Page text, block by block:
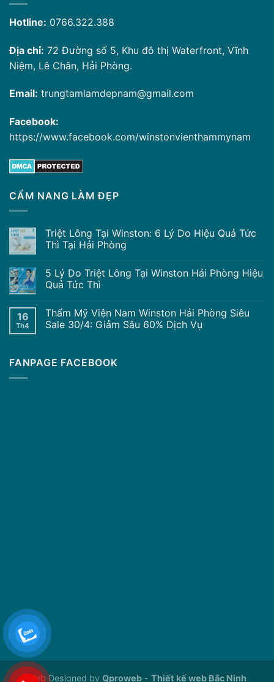
Hotline: 0766.322.388
Địa chỉ: 72 Đường số 5, Khu đô thị Waterfront, Vĩnh
Niệm, Lê Chân, Hải Phòng.
Email: trungtamlamdepnam@gmail.com
Facebook:
https://www.facebook.com/winstonvienthammynam
CẨM NANG LÀM ĐẸP
Triệt Lông Tại Winston: 6 Lý Do Hiệu Quả Tức
Thì Tại Hải Phòng
5 Lý Do Triệt Lông Tại Winston Hải Phòng Hiệu
Quả Tức Thì
16
Th4
Thẩm Mỹ Viện Nam Winston Hải Phòng Siêu
Sale 30/4: Giảm Sâu 60% Dịch Vụ
FANPAGE FACEBOOK
Web Designed by Qproweb - Thiết kế web Bắc Ninh